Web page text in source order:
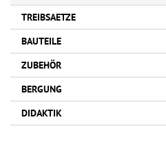
TREIBSAETZE
BAUTEILE
ZUBEHÖR
BERGUNG
DIDAKTIK